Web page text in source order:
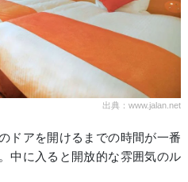
出典：www.jalan.net
ドアを開けるまでの時間が一番
中に入ると開放的な雰囲気のル